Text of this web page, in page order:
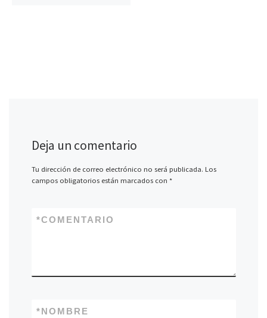
Deja un comentario
Tu dirección de correo electrónico no será publicada. Los
campos obligatorios están marcados con *
COMENTARIO
*
NOMBRE
*